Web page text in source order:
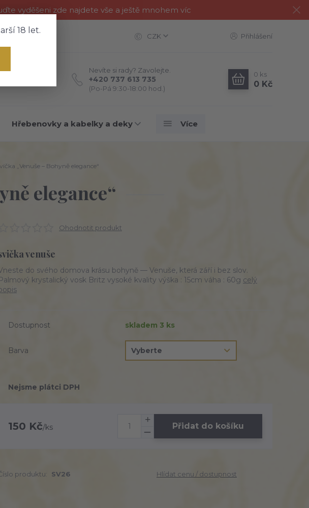
vyděšeni zde najdete vše a ještě mnohem víc
18 let.
CZK Přihlášení
Nevíte si rady? Zavolejte.
+420 737 613 735
(Po-Pá 9:30-18:00 hod.)
0 ks
0 Kč
Hřebenovky a kabelky a deky Více
„Venuše – Bohyně elegance“
elegance“
Ohodnotit produkt
venuše
do svého domova krásu bohyně — Venuše, která září i bez slov.
krystalický vosk Britz vysoké kvality výška : 15cm váha : 60g celý
Dostupnost skladem 3 ks
Barva
Nejsme plátci DPH
150 Kč/ks Přidat do košíku
produktu: SV26 Hlídat cenu / dostupnost